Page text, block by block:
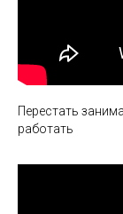
Перестать
работать